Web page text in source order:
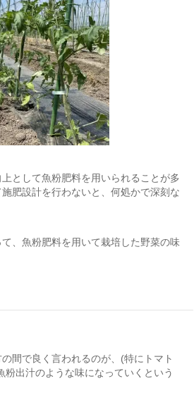
として魚粉肥料を用いられることが多
肥設計を行わないと、何処かで深刻な
、魚粉肥料を用いて栽培した野菜の味
間で良く言われるのが、(特にトマト
粉出汁のような味になっていくという